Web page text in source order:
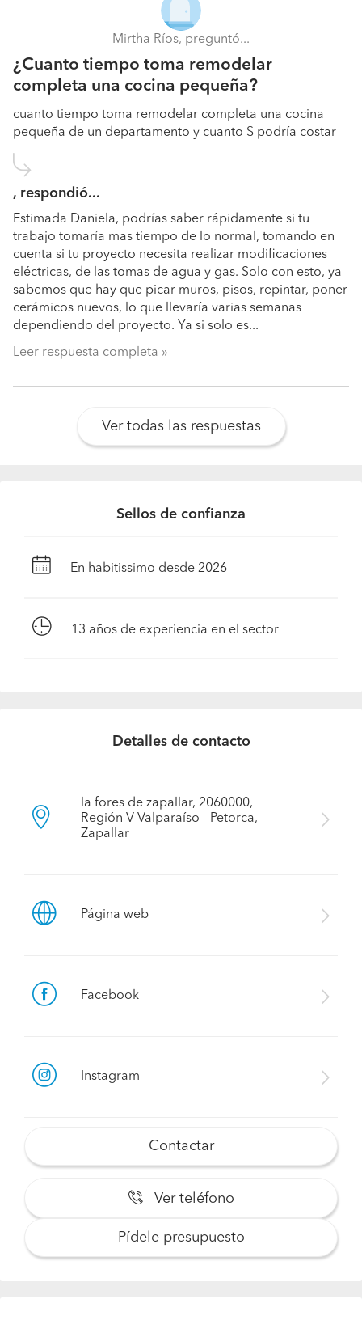
Mirtha Ríos, preguntó...
¿Cuanto tiempo toma remodelar
completa una cocina pequeña?
cuanto tiempo toma remodelar completa una cocina
pequeña de un departamento y cuanto $ podría costar
, respondió...
Estimada Daniela, podrías saber rápidamente si tu
trabajo tomaría mas tiempo de lo normal, tomando en
cuenta si tu proyecto necesita realizar modificaciones
eléctricas, de las tomas de agua y gas. Solo con esto, ya
sabemos que hay que picar muros, pisos, repintar, poner
cerámicos nuevos, lo que llevaría varias semanas
dependiendo del proyecto. Ya si solo es...
Leer respuesta completa
Ver todas las respuestas
Sellos de confianza
En habitissimo desde 2026
13 años de experiencia en el sector
Detalles de contacto
la fores de zapallar, 2060000,
Región V Valparaíso - Petorca,
Zapallar
Página web
Facebook
Instagram
Contactar
Ver teléfono
Pídele presupuesto